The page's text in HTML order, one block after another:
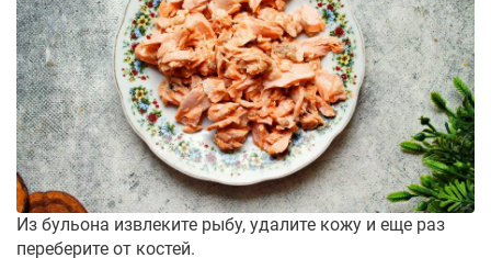
Из бульона извлеките рыбу, удалите кожу и еще раз
переберите от костей.